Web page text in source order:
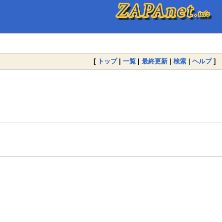
[ トップ| 一覧 | 最終更新 | 検索 | ヘルプ]